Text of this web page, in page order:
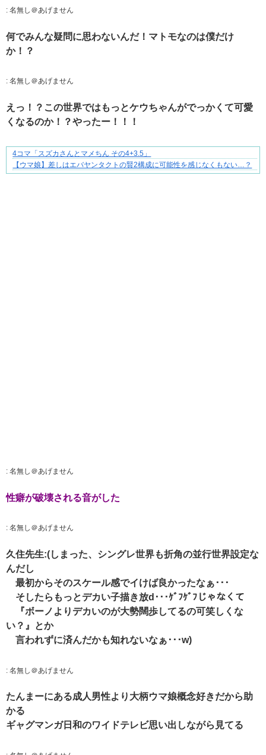
: 名無し＠あげません
何でみんな疑問に思わないんだ！マトモなのは僕だけ
か！？
: 名無し＠あげません
えっ！？この世界ではもっとケウちゃんがでっかくて可愛
くなるのか！？やったー！！！
“変われない私”が動き出す瞬間に出会う
4コマ「スズカさんとマメちん その4+3.5」
【ウマ娘】差しはエバヤンタクトの賢2構成に可能性を感じなくもない…？
: 名無し＠あげません
性癖が破壊される音がした
: 名無し＠あげません
久住先生:(しまった、シングレ世界も折角の並行世界設定な
んだし
最初からそのスケール感でイけば良かったなぁ･･･
そしたらもっとデカい子描き放d･･･ｹﾞﾌｹﾞﾌじゃなくて
『ボーノよりデカいのが大勢闊歩してるの可笑しくな
い？』とか
言われずに済んだかも知れないなぁ･･･w)
: 名無し＠あげません
たんまーにある成人男性より大柄ウマ娘概念好きだから助
かる
ギャグマンガ日和のワイドテレビ思い出しながら見てる